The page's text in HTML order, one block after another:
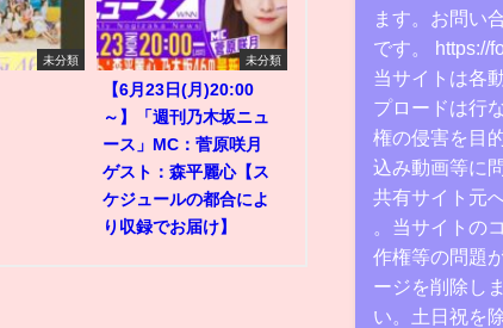
未分類 未分類
【6月23日(月)20:00
～】「週刊乃木坂ニュ
ース」MC：菅原咲月
ゲスト：森平麗心【ス
ケジュールの都合によ
り収録でお届け】
ます。お問い
です。 https://
当サイトは各
プロードは行
権の侵害を目
込み動画等に
共有サイト元
。当サイトの
作権等の問題
ージを削除し
い。土日祝を